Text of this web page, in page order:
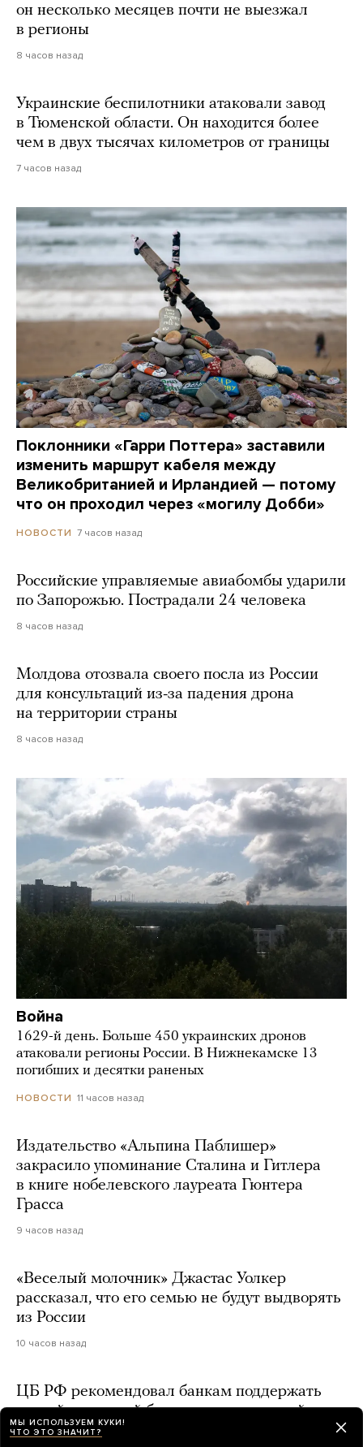
он несколько месяцев почти не выезжал
в регионы
8 часов назад
Украинские беспилотники атаковали завод
в Тюменской области. Он находится более
чем в двух тысячах километров от границы
7 часов назад
Поклонники «Гарри Поттера» заставили
изменить маршрут кабеля между
Великобританией и Ирландией — потому
что он проходил через «могилу Добби»
НОВОСТИ 7 часов назад
Российские управляемые авиабомбы ударили
по Запорожью. Пострадали 24 человека
8 часов назад
Молдова отозвала своего посла из России
для консультаций из-за падения дрона
на территории страны
8 часов назад
Война
1629-й день. Больше 450 украинских дронов
атаковали регионы России. В Нижнекамске 13
погибших и десятки раненых
НОВОСТИ 11 часов назад
Издательство «Альпина Паблишер»
закрасило упоминание Сталина и Гитлера
в книге нобелевского лауреата Гюнтера
Грасса
9 часов назад
«Веселый молочник» Джастас Уолкер
рассказал, что его семью не будут выдворять
из России
10 часов назад
ЦБ РФ рекомендовал банкам поддержать
малый и средний бизнес, пострадавший
от ударов ВСУ по логистическим центрам
МЫ ИСПОЛЬЗУЕМ КУКИ!
ЧТО ЭТО ЗНАЧИТ?